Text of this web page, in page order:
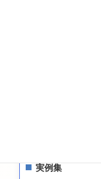
実例集